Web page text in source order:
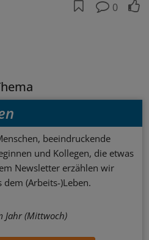
0
beeindruckende
und Kollegen, die etwas
Newsletter erzählen wir
dem (Arbeits-)Leben.
Jahr (Mittwoch)